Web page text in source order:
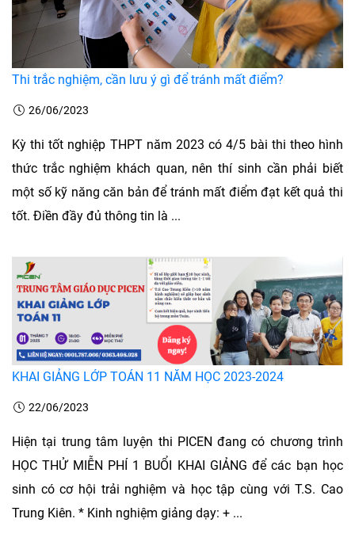
Thi trắc nghiệm, cần lưu ý gì để tránh mất điểm?
26/06/2023
Kỳ thi tốt nghiệp THPT năm 2023 có 4/5 bài thi theo hình
thức trắc nghiệm khách quan, nên thí sinh cần phải biết
một số kỹ năng căn bản để tránh mất điểm đạt kết quả thi
tốt. Điền đầy đủ thông tin là ...
KHAI GIẢNG LỚP TOÁN 11 NĂM HỌC 2023-2024
22/06/2023
Hiện tại trung tâm luyện thi PICEN đang có chương trình
HỌC THỬ MIỄN PHÍ 1 BUỔI KHAI GIẢNG để các bạn học
sinh có cơ hội trải nghiệm và học tập cùng với T.S. Cao
Trung Kiên. * Kinh nghiệm giảng dạy: + ...